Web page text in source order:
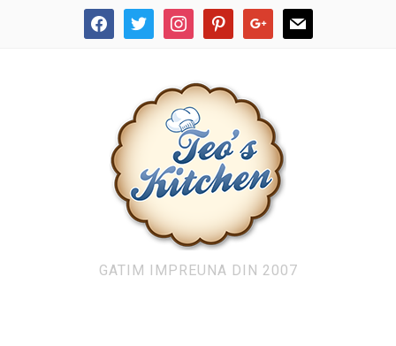
facebooktwitter instagrampinterestgoogle mail
GATIM IMPREUNA DIN 2007